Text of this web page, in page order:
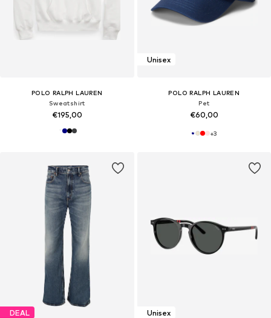
POLO RALPH LAUREN
Sweatshirt
€195,00
Unisex
POLO RALPH LAUREN
Pet
€60,00
+3
DEAL Unisex